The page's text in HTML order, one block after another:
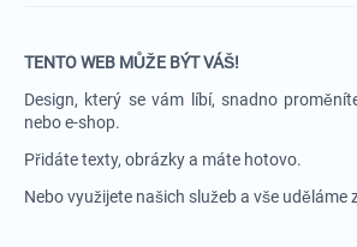
TENTO WEB MŮŽE BÝT VÁŠ!
Design, který se vám líbí, snadno
nebo e-shop.
Přidáte texty, obrázky a máte hotovo.
Nebo využijete našich služeb a vše uděláme